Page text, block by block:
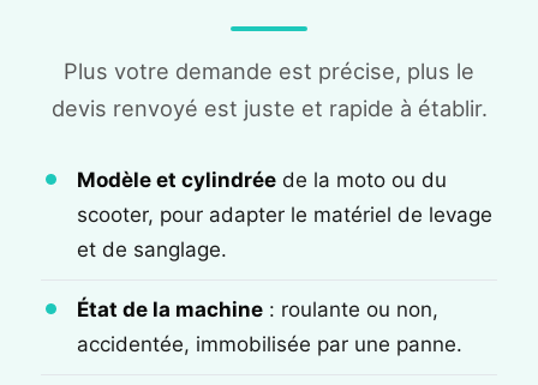
Plus votre demande est précise, plus le
devis renvoyé est juste et rapide à établir.
Modèle et cylindrée de la moto ou du
scooter, pour adapter le matériel de levage
et de sanglage.
État de la machine : roulante ou non,
accidentée, immobilisée par une panne.